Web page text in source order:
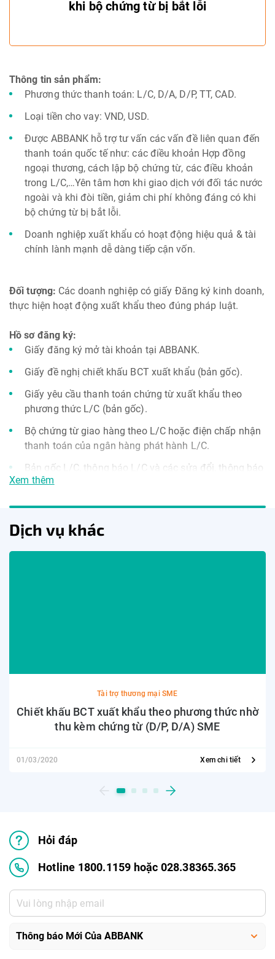
khi bộ chứng từ bị bắt lỗi
Thông tin sản phẩm:
Phương thức thanh toán: L/C, D/A, D/P, TT, CAD.
Loại tiền cho vay: VND, USD.
Được ABBANK hỗ trợ tư vấn các vấn đề liên quan đến
thanh toán quốc tế như: các điều khoản Hợp đồng
ngoại thương, cách lập bộ chứng từ, các điều khoản
trong L/C,…Yên tâm hơn khi giao dịch với đối tác nước
ngoài và khi đòi tiền, giảm chi phí không đáng có khi
bộ chứng từ bị bắt lỗi.
Doanh nghiệp xuất khẩu có hoạt động hiệu quả & tài
chính lành mạnh dễ dàng tiếp cận vốn.
Đối tượng: Các doanh nghiệp có giấy Đăng ký kinh doanh,
thực hiện hoạt động xuất khẩu theo đúng pháp luật.
Hồ sơ đăng ký:
Giấy đăng ký mở tài khoản tại ABBANK.
Giấy đề nghị chiết khấu BCT xuất khẩu (bản gốc).
Giấy yêu cầu thanh toán chứng từ xuất khẩu theo
phương thức L/C (bản gốc).
Bộ chứng từ giao hàng theo L/C hoặc điện chấp nhận
thanh toán của ngân hàng phát hành L/C.
Bản gốc L/C, thông báo L/C và các sửa đổi, thông báo
sửa đổi (nếu có).
Các hồ sơ khác theo quy định của ABBANK
Xem thêm
Dịch vụ khác
Tài trợ thương mại SME
Chiết khấu BCT xuất khẩu theo phương thức nhờ
thu kèm chứng từ (D/P, D/A) SME
01/03/2020 Xem chi tiết
Hỏi đáp
Hotline 1800.1159 hoặc 028.38365.365